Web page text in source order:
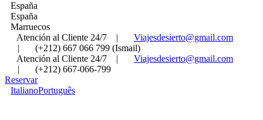
España
España
Marruecos
Atención al Cliente 24/7
|
Viajesdesierto@gmail.com
|
(+212) 667 066 799 (Ismail)
Atención al Cliente 24/7
|
Viajesdesierto@gmail.com
|
(+212) 667-066-799
Reservar
ItalianoPortuguês